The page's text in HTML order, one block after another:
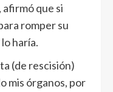
afirmó que si
romper su
lo haría.
(de rescisión)
mis órganos, por